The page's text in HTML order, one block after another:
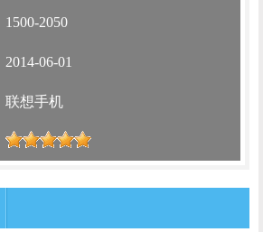
1500-2050
2014-06-01
联想手机